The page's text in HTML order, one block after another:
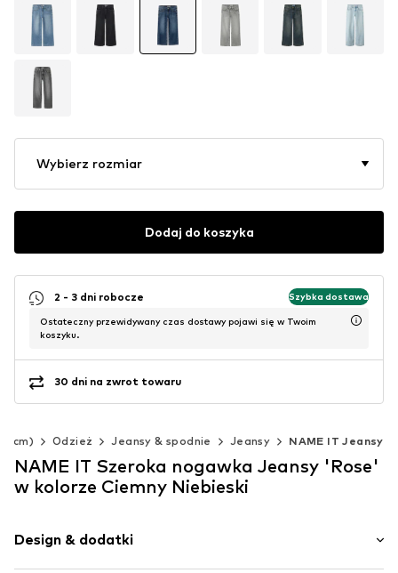
Wybierz rozmiar
Dodaj do koszyka
2 - 3 dni robocze Szybka dostawa
Ostateczny przewidywany czas dostawy pojawi się w Twoim
koszyku.
30 dni na zwrot towaru
cm) Odzież Jeansy & spodnie Jeansy NAME IT Jeansy
NAME IT Szeroka nogawka Jeansy 'Rose'
w kolorze Ciemny Niebieski
Design & dodatki